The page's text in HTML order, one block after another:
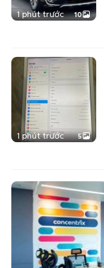
1 phút trước 10
1 phút trước 5